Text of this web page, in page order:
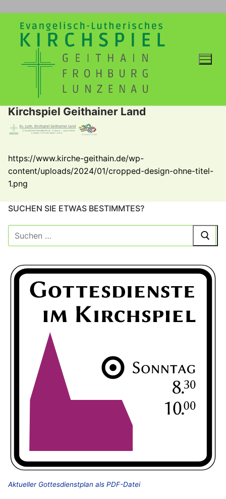
springen
Kirchspiel Geithainer Land
https://www.kirche-geithain.de/wp-
content/uploads/2024/01/cropped-design-ohne-titel-
1.png
SUCHEN SIE ETWAS BESTIMMTES?
Suche
nach:
Aktueller Gottesdienstplan als PDF-Datei